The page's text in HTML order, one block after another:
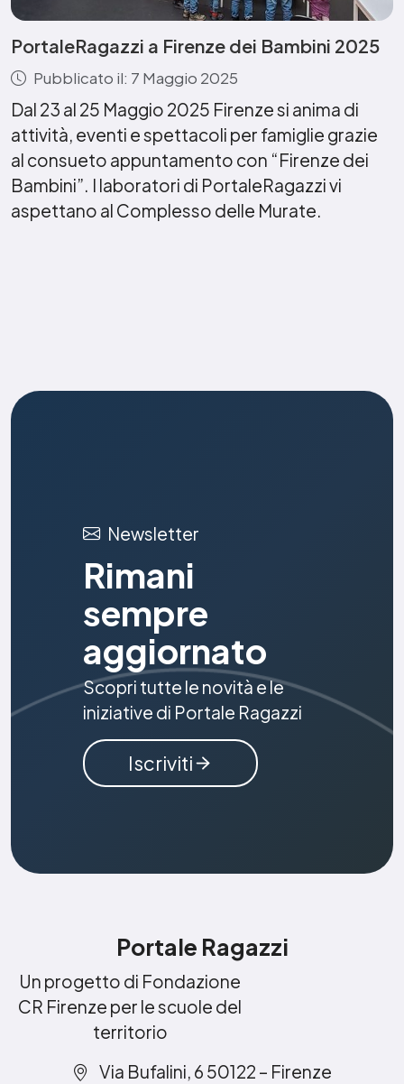
PortaleRagazzi a Firenze dei Bambini 2025
Pubblicato il: 7 Maggio 2025
Dal 23 al 25 Maggio 2025 Firenze si anima di
attività, eventi e spettacoli per famiglie grazie
al consueto appuntamento con “Firenze dei
Bambini”. I laboratori di PortaleRagazzi vi
aspettano al Complesso delle Murate.
Newsletter
Rimani
sempre
aggiornato
Scopri tutte le novità e le
iniziative di Portale Ragazzi
Iscriviti
Portale Ragazzi
Un progetto di Fondazione
CR Firenze per le scuole del
territorio
Via Bufalini, 6 50122 – Firenze